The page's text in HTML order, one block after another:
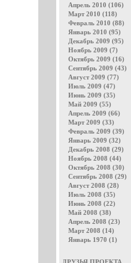
Апрель 2010 (106)
Март 2010 (118)
Февраль 2010 (88)
Январь 2010 (95)
Декабрь 2009 (95)
Ноябрь 2009 (7)
Октябрь 2009 (16)
Сентябрь 2009 (43)
Август 2009 (77)
Июль 2009 (47)
Июнь 2009 (35)
Май 2009 (55)
Апрель 2009 (66)
Март 2009 (33)
Февраль 2009 (39)
Январь 2009 (32)
Декабрь 2008 (29)
Ноябрь 2008 (44)
Октябрь 2008 (30)
Сентябрь 2008 (29)
Август 2008 (28)
Июль 2008 (35)
Июнь 2008 (22)
Май 2008 (38)
Апрель 2008 (23)
Март 2008 (14)
Январь 1970 (1)